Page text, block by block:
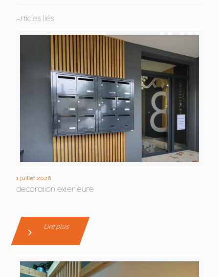
Articles liés
1 juillet 2026
decoration exterieure
Lire plus